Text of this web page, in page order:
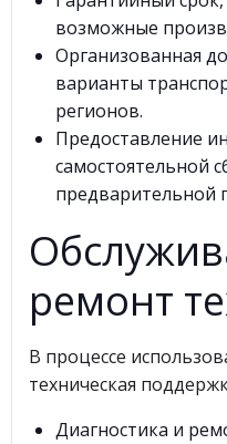
возможные
Организованная
варианты
регионов.
Предоставление
самостоятельной
предварительной
ремонт
В процессе
техническая
Диагностика и